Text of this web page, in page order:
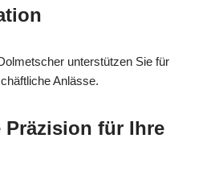
unterstützen Sie für
Anlässe.
für Ihre